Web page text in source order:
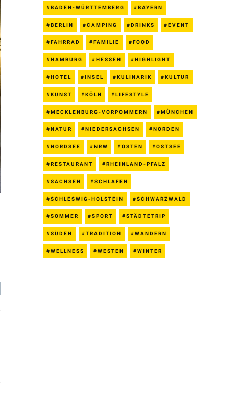
BADEN-WÜRTTEMBERG BAYERN
BERLIN CAMPING DRINKS EVENT
FAHRRAD FAMILIE FOOD
HAMBURG HESSEN HIGHLIGHT
HOTEL INSEL KULINARIK KULTUR
KUNST KÖLN LIFESTYLE
MECKLENBURG-VORPOMMERN MÜNCHEN
NATUR NIEDERSACHSEN NORDEN
NORDSEE NRW OSTEN OSTSEE
RESTAURANT RHEINLAND-PFALZ
SACHSEN SCHLAFEN
SCHLESWIG-HOLSTEIN SCHWARZWALD
SOMMER SPORT STÄDTETRIP
SÜDEN TRADITION WANDERN
WELLNESS WESTEN WINTER